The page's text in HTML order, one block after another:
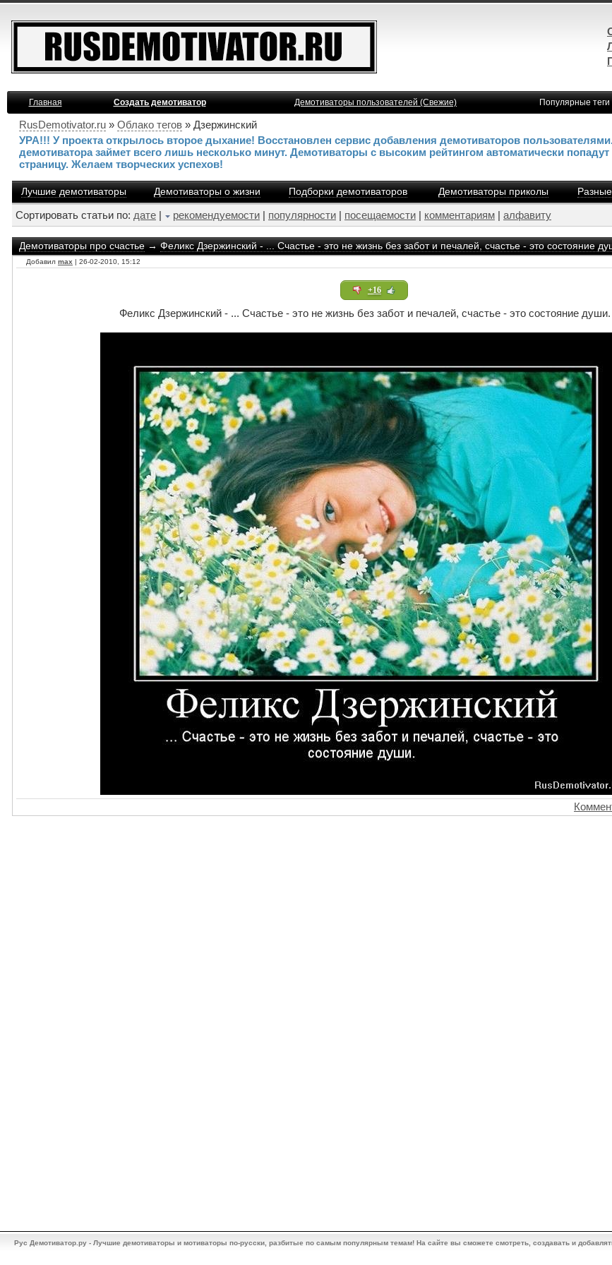
Главная
Создать демотиватор Демотиваторы пользователей (Свежие) Популярные теги
RusDemotivator.ru » Облако тегов » Дзержинский
УРА!!! У проекта открылось второе дыхание! Восстановлен сервис добавления демотиваторов
демотиватора займет всего лишь несколько минут. Демотиваторы с высоким рейтингом автоматически
страницу. Желаем творческих успехов!
Лучшие демотиваторы Демотиваторы о жизни Подборки демотиваторов Демотиваторы приколы
Сортировать статьи по: дате | рекомендуемости | популярности | посещаемости | комментариям | алфавиту
Демотиваторы про счастье→Феликс Дзержинский - ... Счастье - это не жизнь без забот и печалей, счастье - это состояние
Добавил max | 26-02-2010, 15:12
+16
Феликс Дзержинский - ... Счастье - это не жизнь без забот и печалей, счастье - это состояние души.
Рус Демотиватор.ру - Лучшие демотиваторы и мотиваторы по-русски, разбитые по самым популярным темам! На сайте вы сможете смотреть, создавать и